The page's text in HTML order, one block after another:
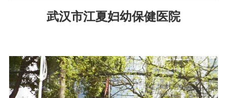
武汉市江夏妇幼保健医院